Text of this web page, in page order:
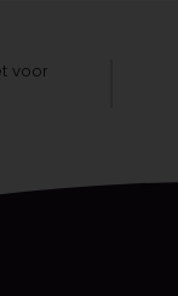
voor